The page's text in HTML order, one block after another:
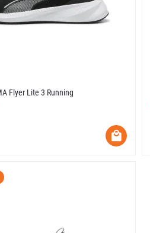
Flyer Lite 3 Running